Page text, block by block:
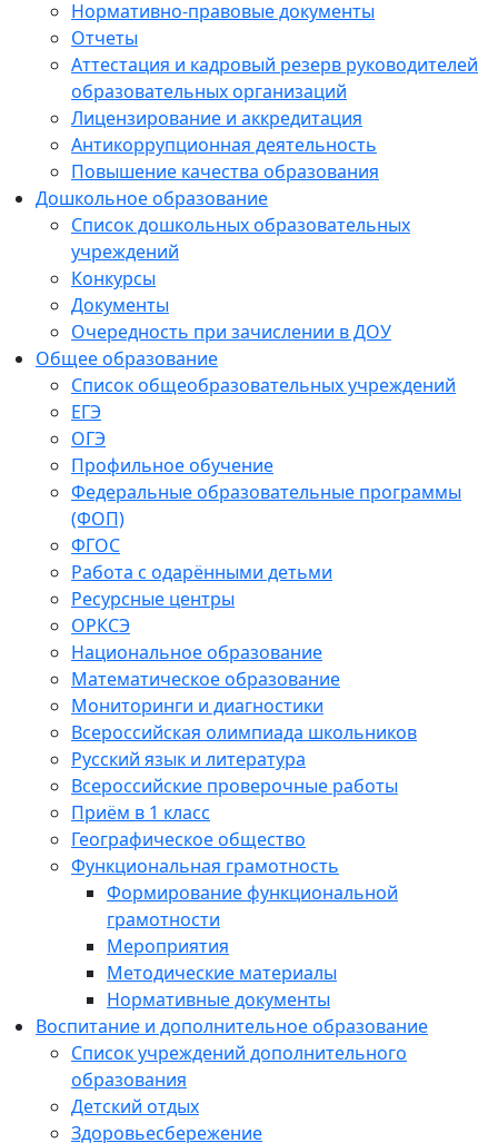
Нормативно-правовые документы
Отчеты
Аттестация и кадровый резерв руководителей
образовательных организаций
Лицензирование и аккредитация
Антикоррупционная деятельность
Повышение качества образования
Дошкольное образование
Список дошкольных образовательных
учреждений
Конкурсы
Документы
Очередность при зачислении в ДОУ
Общее образование
Список общеобразовательных учреждений
ЕГЭ
ОГЭ
Профильное обучение
Федеральные образовательные программы
(ФОП)
ФГОС
Работа с одарёнными детьми
Ресурсные центры
ОРКСЭ
Национальное образование
Математическое образование
Мониторинги и диагностики
Всероссийская олимпиада школьников
Русский язык и литература
Всероссийские проверочные работы
Приём в 1 класс
Географическое общество
Функциональная грамотность
Формирование функциональной
грамотности
Мероприятия
Методические материалы
Нормативные документы
Воспитание и дополнительное образование
Список учреждений дополнительного
образования
Детский отдых
Здоровьесбережение